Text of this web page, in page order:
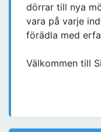
dörrar till nya
vara på varje
förädla med
Välkommen till